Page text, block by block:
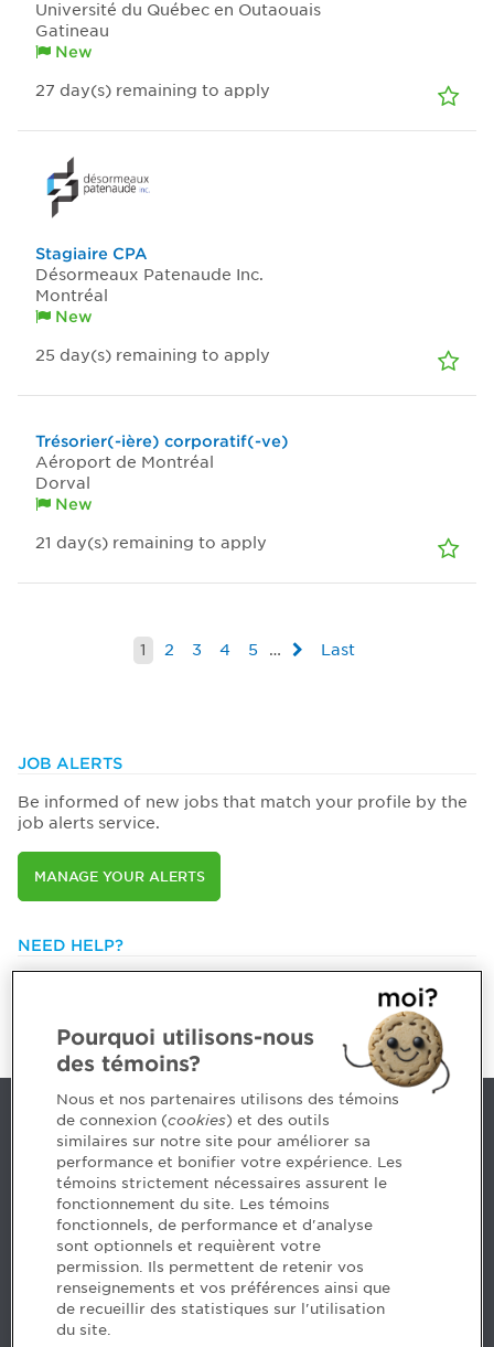
Université du Québec en Outaouais
Gatineau
New
27 day(s) remaining to apply
Stagiaire CPA
Désormeaux Patenaude Inc.
Montréal
New
25 day(s) remaining to apply
Trésorier(-ière) corporatif(-ve)
Aéroport de Montréal
Dorval
New
21 day(s) remaining to apply
1 2 3 4 5 … Last
JOB ALERTS
Be informed of new jobs that match your profile by the
job alerts service.
MANAGE YOUR ALERTS
NEED HELP?
emploiCPA@cpaquebec.ca
Contact us
514 788-1376 1 800 363-4688 [3033]
emploiCPA@cpaquebec.ca
5, Place Ville Marie, bureau 800, Montréal
(Québec)H3B 2G2
www.cpaquebec.ca
Facebook – CPA
Pourquoi utilisons-nous
des témoins?
Nous et nos partenaires utilisons des témoins
de connexion (cookies) et des outils
similaires sur notre site pour améliorer sa
performance et bonifier votre expérience. Les
témoins strictement nécessaires assurent le
fonctionnement du site. Les témoins
fonctionnels, de performance et d'analyse
sont optionnels et requièrent votre
permission. Ils permettent de retenir vos
renseignements et vos préférences ainsi que
de recueillir des statistiques sur l'utilisation
du site.